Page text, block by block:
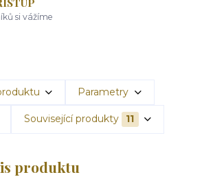
si vážíme
Parametry
Související produkty 11
produktu